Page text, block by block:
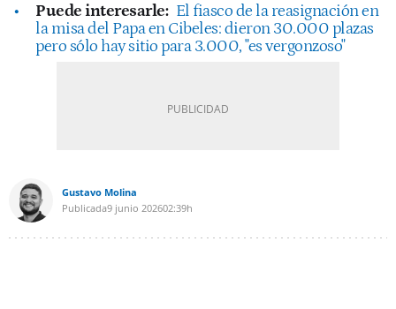
Puede interesarle: El fiasco de la reasignación en
la misa del Papa en Cibeles: dieron 30.000 plazas
pero sólo hay sitio para 3.000, "es vergonzoso"
Gustavo Molina
Publicada9 junio 202602:39h